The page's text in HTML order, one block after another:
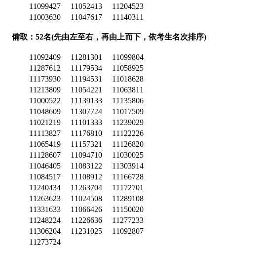
11099427
11052413
11204523
11003630
11047617 11140311
備取：52名(先由左至右，再由上而下，依考生名次排序)
11092409 11281301
11099804
11287612
11179534
11058925
11173930
11194531
11018628
11213809
11054221
11063811
11000522
11139133
11135806
11048609
11307724
11017509
11021219
11101333
11239029
11113827
11176810
11122226
11065419
11157321
11126820
11128607
11094710
11030025
11046405
11083122
11303914
11084517
11108912
11166728
11240434
11263704
11172701
11263623
11024508
11289108
11331633
11066426
11150020
11248224
11226636
11277233
11306204
11231025
11092807
11273724